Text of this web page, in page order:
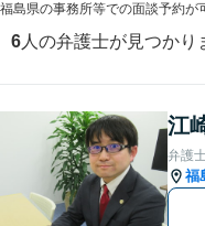
福島県の事務所等での面談予約が
6 人の弁護士が見つかり
江
弁護
福